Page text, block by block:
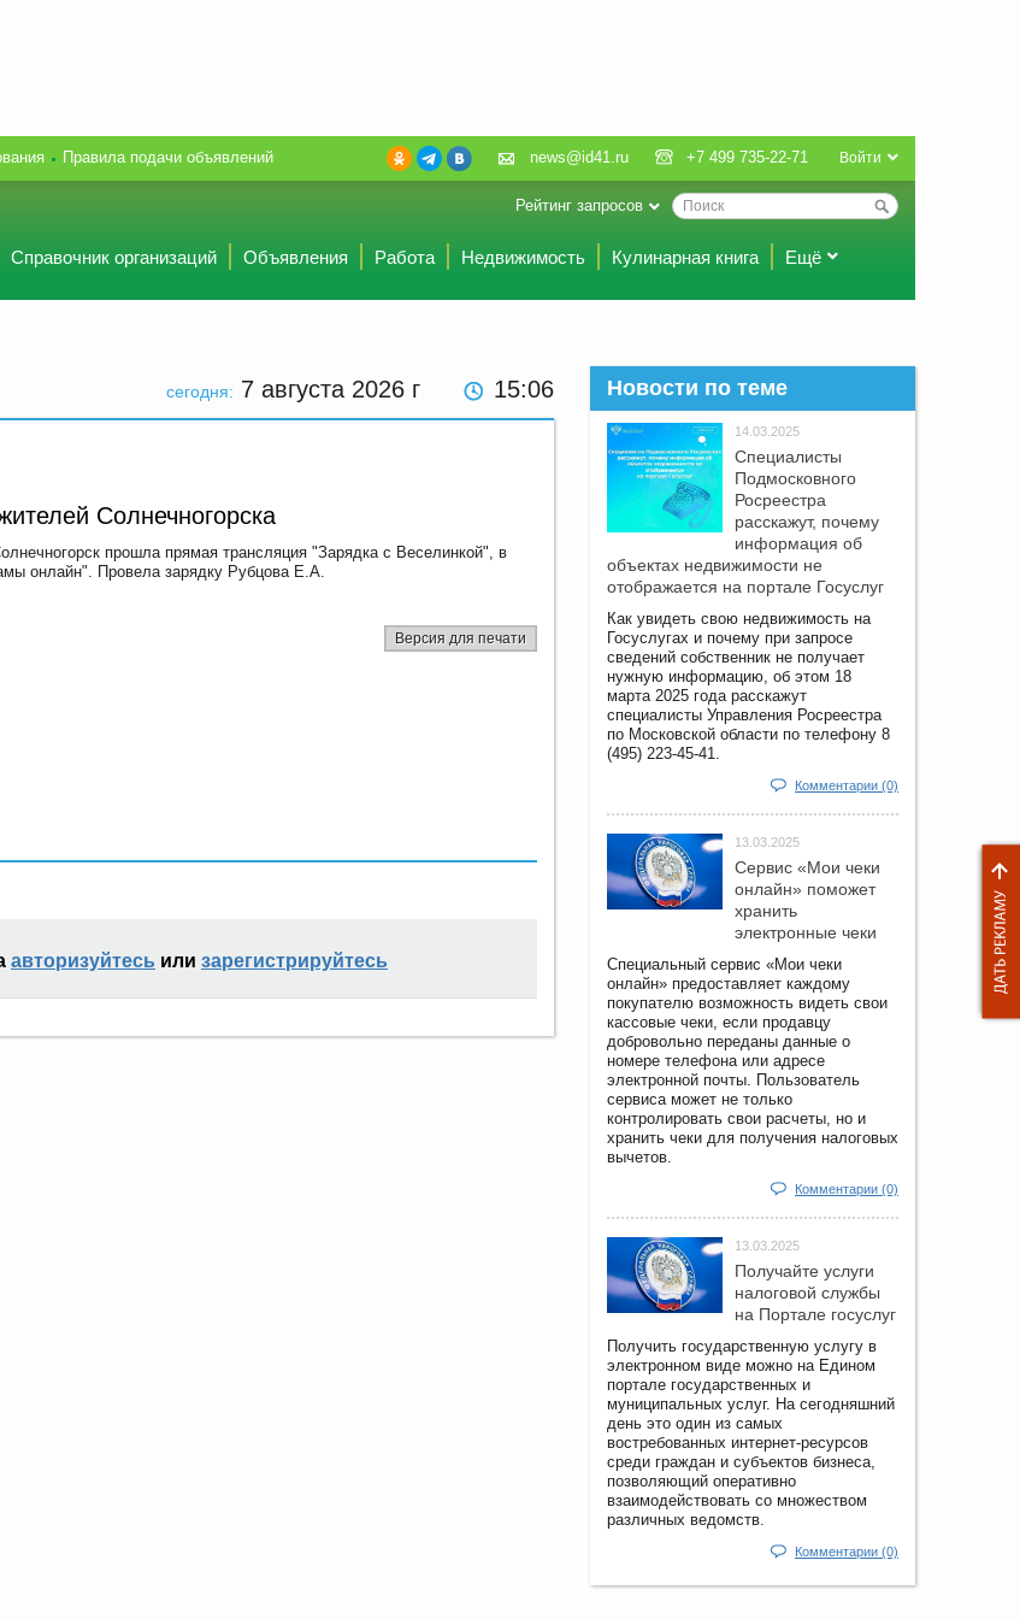
Правила подачи объявлений Войти
news@id41.ru +7 499 735-22-71
Рейтинг запросов
Справочник организаций Объявления Работа Недвижимость Кулинарная книга Ещё
сегодня: 7 августа 2026 г 15:06
Солнечногорска
прошла прямая трансляция "Зарядка с Веселинкой", в
онлайн". Провела зарядку Рубцова Е.А.
Версия для печати
авторизуйтесь или зарегистрируйтесь
Новости по теме
14.03.2025
Специалисты
Подмосковного
Росреестра
расскажут, почему
информация об
объектах недвижимости не
отображается на портале Госуслуг
Как увидеть свою недвижимость на
Госуслугах и почему при запросе
сведений собственник не получает
нужную информацию, об этом 18
марта 2025 года расскажут
специалисты Управления Росреестра
по Московской области по телефону 8
(495) 223-45-41.
Комментарии (0)
13.03.2025
Сервис «Мои чеки
онлайн» поможет
хранить
электронные чеки
Специальный сервис «Мои чеки
онлайн» предоставляет каждому
покупателю возможность видеть свои
кассовые чеки, если продавцу
добровольно переданы данные о
номере телефона или адресе
электронной почты. Пользователь
сервиса может не только
контролировать свои расчеты, но и
хранить чеки для получения налоговых
вычетов.
Комментарии (0)
13.03.2025
Получайте услуги
налоговой службы
на Портале госyслуг
Получить государственную услугу в
электронном виде можно на Едином
портале государственных и
муниципальных услуг. На сегодняшний
день это один из самых
востребованных интернет-ресурсов
среди граждан и субъектов бизнеса,
позволяющий оперативно
взаимодействовать со множеством
различных ведомств.
Комментарии (0)